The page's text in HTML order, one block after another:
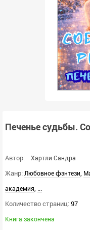
Печенье судьбы.
Автор: Хартли Сандра
Жанр: Любовное фэнтези,
академия, ...
Количество страниц: 97
Книга закончена